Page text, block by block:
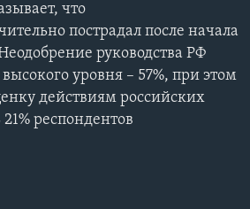
что
пострадал после начала
руководства РФ
уровня – 57%, при этом
действиям российских
респондентов